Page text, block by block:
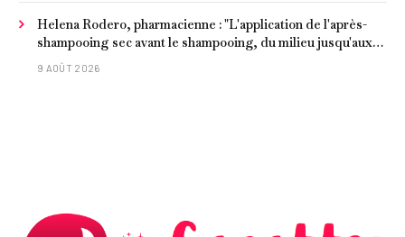
Helena Rodero, pharmacienne : "L'application de l'après-
shampooing sec avant le shampooing, du milieu jusqu'aux
pointes, est recommandée pour les cheveux délicats et
9 AOÛT 2026